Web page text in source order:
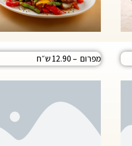
מפרום – 12.90 ש״ח